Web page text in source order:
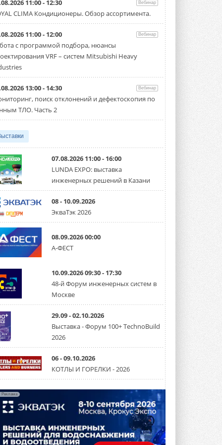
можно будет устанавливать
солнечные панели в МКД
С 1 сентября снимается запрет на
микрогенерацию в многоквартирных ...
30 ИЮЛЯ 2026
Канальные вентиляторы с ЕС-
прямоугольный канальный ...
30 ИЮЛЯ 2026
Частые вопросы о краске для окон ...
30 ИЮЛЯ 2026
СИЭНПИ РУС представила
новую серию консольных
насосов NM
Усовершенствованная гидравлика
помогает снизить энергопотребление ...
30 ИЮЛЯ 2026
Группа «Теплолюкс» открыла
новую производственную
площадку
29 ИЮЛЯ 2026
Stiebel Eltron — спонсирует
международные соревнования
прыжках с трамплина и лыжном
двоеборье на международных ...
29 ИЮЛЯ 2026
Новый фирменный магазин
Midea открылся в Сургуте
Компания «Даичи» совместно с
партнером «Энердрим» открыла новый
фирменный магазин Midea в Сургуте ...
29 ИЮЛЯ 2026
Токио — лидер по
интенсивности использования
кондиционеров
Данные получены в ходе очередного
опроса Daikin о восприятии жары ...
11:00 - 12:30 Вебинар
CLIMA Кондиционеры. Обзор ассортимента.
11:00 - 12:00 Вебинар
с программой подбора, нюансы
VRF – систем Mitsubishi Heavy
13:00 - 14:30 Вебинар
поиск отклонений и дефектоскопия по
ТЛО. Часть 2
07.08.2026 11:00 - 16:00
LUNDA EXPO: выставка
инженерных решений в Казани
08 - 10.09.2026
ЭкваТэк 2026
08.09.2026 00:00
А-ФЕСТ
10.09.2026 09:30 - 17:30
48-й Форум инженерных систем в
Москве
29.09 - 02.10.2026
Выставка - Форум 100+ TechnoBuild
2026
06 - 09.10.2026
КОТЛЫ И ГОРЕЛКИ - 2026
Реклама